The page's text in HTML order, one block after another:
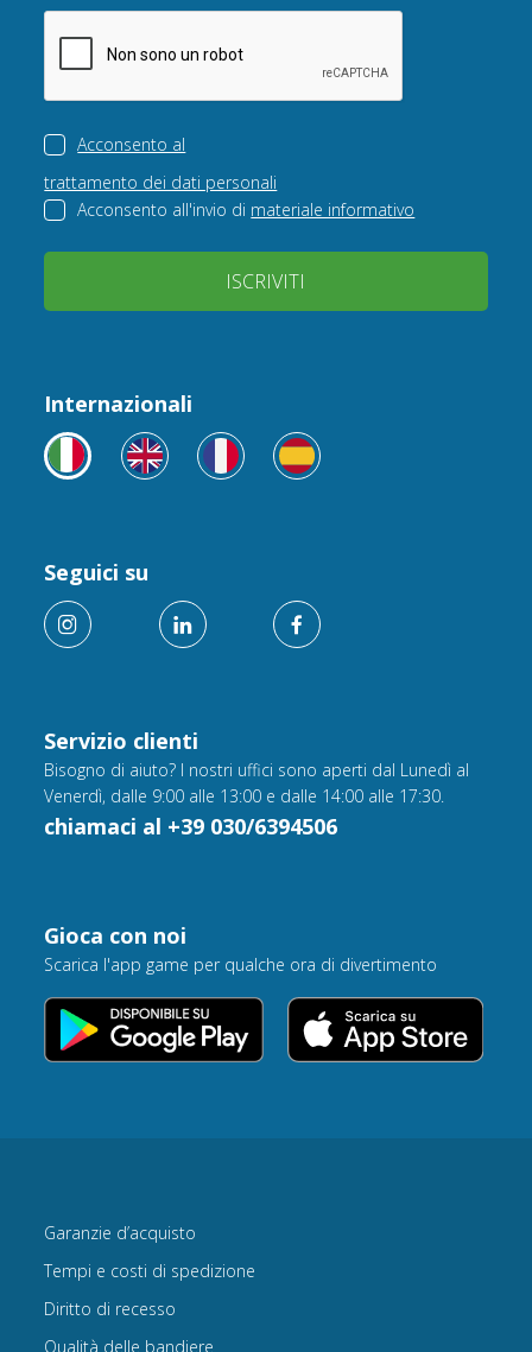
Acconsento al
trattamento dei dati personali
Acconsento all'invio di materiale informativo
ISCRIVITI
Servizio clienti
Bisogno di aiuto? I nostri uffici sono aperti dal Lunedì al
Venerdì, dalle 9:00 alle 13:00 e dalle 14:00 alle 17:30.
chiamaci al +39 030/6394506
Internazionali
Seguici su
Gioca con noi
Scarica l'app game per qualche ora di divertimento
Garanzie d’acquisto
Tempi e costi di spedizione
Diritto di recesso
Qualità delle bandiere